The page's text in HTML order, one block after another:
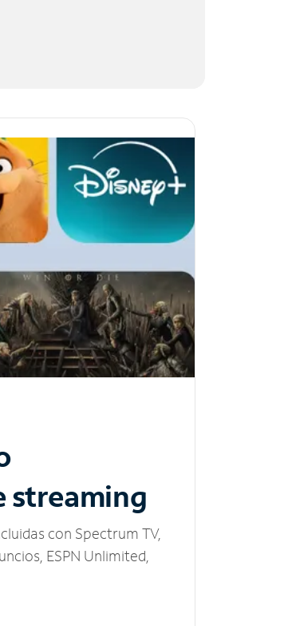
streaming
con Spectrum TV,
ESPN Unlimited,